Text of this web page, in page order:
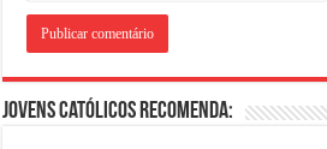
Jovens Católicos Recomenda: